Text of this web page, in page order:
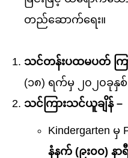
တည်ဆောက်ရေး။
သင်တန်းပထမပတ် ကြာ
(၁၈) ရက်မှ ၂၀၂၀ခု
သင်ကြားသင်ယူချိန် –
Kindergarten
နံနက် (၉း၀၀) နာ